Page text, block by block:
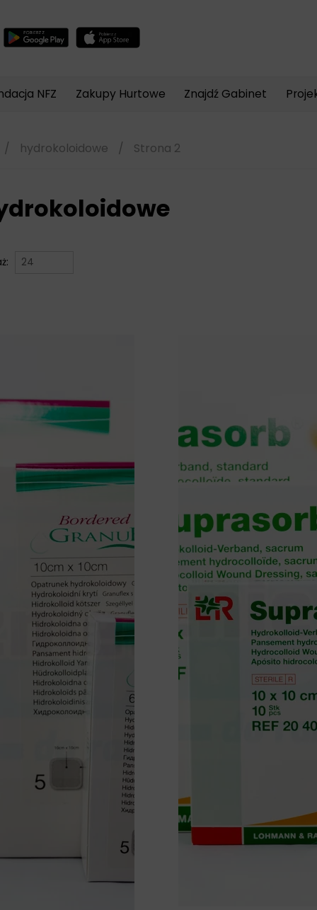
NFZ Zakupy Hurtowe Znajdź Gabinet
/ hydrokoloidowe / Strona 2